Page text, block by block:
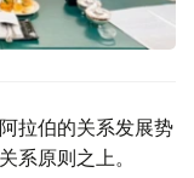
拉伯的关系发展势
系原则之上。